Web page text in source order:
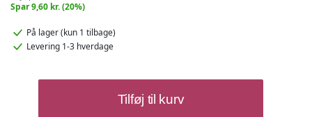
Spar 9,60 kr. (20%)
På lager(kun 1 tilbage)
Levering 1-3 hverdage
Tilføj til kurv